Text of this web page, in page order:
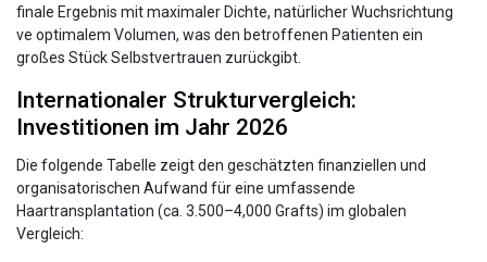
finale Ergebnis mit maximaler Dichte, natürlicher Wuchsrichtung
ve optimalem Volumen, was den betroffenen Patienten ein
großes Stück Selbstvertrauen zurückgibt.
Internationaler Strukturvergleich:
Investitionen im Jahr 2026
Die folgende Tabelle zeigt den geschätzten finanziellen und
organisatorischen Aufwand für eine umfassende
Haartransplantation (ca. 3.500–4,000 Grafts) im globalen
Vergleich: